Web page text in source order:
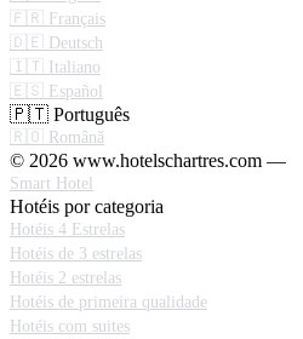
🇫🇷 Français
🇩🇪 Deutsch
🇮🇹 Italiano
🇪🇸 Español
🇵🇹 Português
🇷🇴 Română
© 2026 www.hotelschartres.com —
Smart Hotel
Hotéis por categoria
Hotéis 4 Estrelas
Hotéis de 3 estrelas
Hotéis 2 estrelas
Hotéis de primeira qualidade
Hotéis com suites